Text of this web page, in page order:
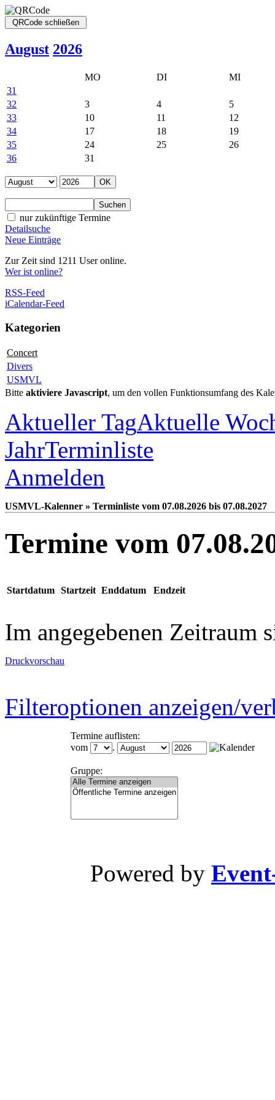
August 2026
MO DI
MI
31
32
3 4
5
33
10 11
12
34
17 18
19
35
24 25
26
36
31
nur zukünftige Termine
Detailsuche
Neue Einträge
Zur Zeit sind 1211 User online.
Wer ist online?
RSS-Feed
iCalendar-Feed
Kategorien
Concert
Divers
USMVL
Bitte aktiviere Javascript, um den vollen Funktionsumfang des
Aktueller TagAktuelle
JahrTerminliste
Anmelden
USMVL-Kalenner » Terminliste vom 07.08.2026 bis 07.08.2027
Termine vom
Startdatum Startzeit Enddatum Endzeit
Im angegebenen Zeitraum
Druckvorschau
Filteroptionen anzeigen/
Termine auflisten:
vom
.
Gruppe:
Powered by